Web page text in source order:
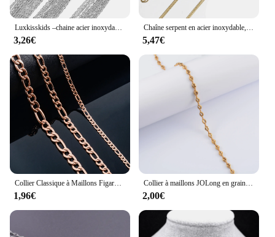
3,26€ 5,47€
Collier Classique à Maillons Figaro en Acier Inoxydable, Bijou de 3mm/4.5m/6mm, en Or Rose, pour Homme et Femme
1,96€
Collier à maillons JOLong en grains de café en acier inoxydable pour hommes et femmes, tour de cou sur le cou, bijoux faits à la main, accessoires de bricolage exécutif
2,00€